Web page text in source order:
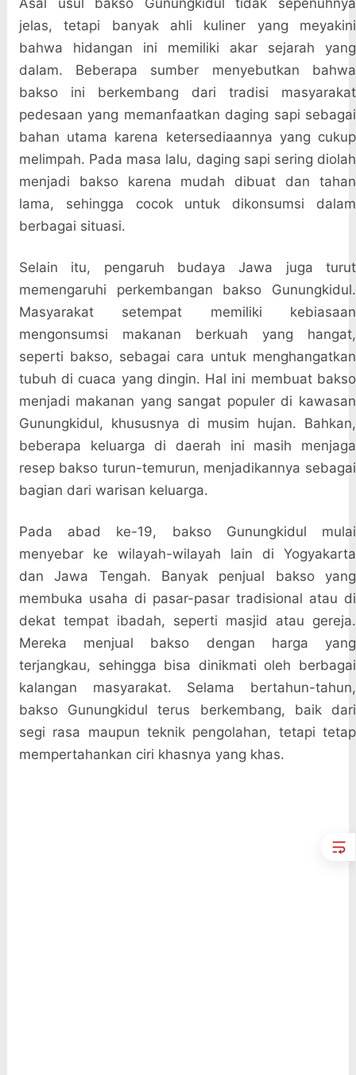
Asal usul bakso Gunungkidul tidak sepenuhnya
jelas, tetapi banyak ahli kuliner yang meyakini
bahwa hidangan ini memiliki akar sejarah yang
dalam. Beberapa sumber menyebutkan bahwa
bakso ini berkembang dari tradisi masyarakat
pedesaan yang memanfaatkan daging sapi sebagai
bahan utama karena ketersediaannya yang cukup
melimpah. Pada masa lalu, daging sapi sering diolah
menjadi bakso karena mudah dibuat dan tahan
lama, sehingga cocok untuk dikonsumsi dalam
berbagai situasi.
Selain itu, pengaruh budaya Jawa juga turut
memengaruhi perkembangan bakso Gunungkidul.
Masyarakat setempat memiliki kebiasaan
mengonsumsi makanan berkuah yang hangat,
seperti bakso, sebagai cara untuk menghangatkan
tubuh di cuaca yang dingin. Hal ini membuat bakso
menjadi makanan yang sangat populer di kawasan
Gunungkidul, khususnya di musim hujan. Bahkan,
beberapa keluarga di daerah ini masih menjaga
resep bakso turun-temurun, menjadikannya sebagai
bagian dari warisan keluarga.
Pada abad ke-19, bakso Gunungkidul mulai
menyebar ke wilayah-wilayah lain di Yogyakarta
dan Jawa Tengah. Banyak penjual bakso yang
membuka usaha di pasar-pasar tradisional atau di
dekat tempat ibadah, seperti masjid atau gereja.
Mereka menjual bakso dengan harga yang
terjangkau, sehingga bisa dinikmati oleh berbagai
kalangan masyarakat. Selama bertahun-tahun,
bakso Gunungkidul terus berkembang, baik dari
segi rasa maupun teknik pengolahan, tetapi tetap
mempertahankan ciri khasnya yang khas.